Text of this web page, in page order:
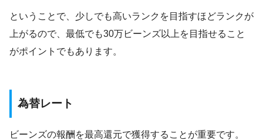
ということで、少しでも高いランクを目指すほどランクが
上がるので、最低でも30万ビーンズ以上を目指せること
がポイントでもあります。
為替レート
ビーンズの報酬を最高還元で獲得することが重要です。